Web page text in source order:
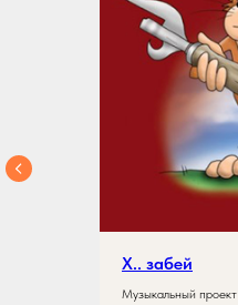
Х.. забей
Музыкальный проект